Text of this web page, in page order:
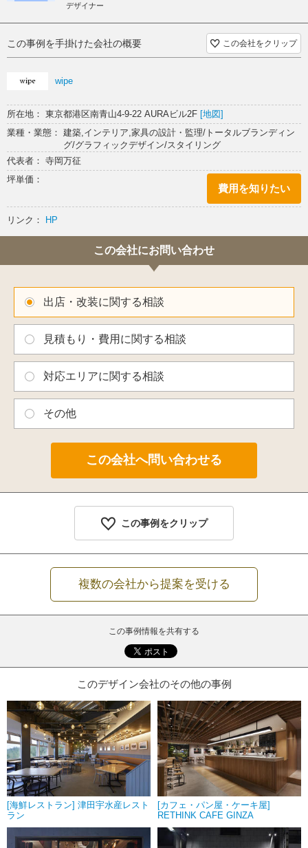
デザイナー
この事例を手掛けた会社の概要 この会社をクリップ
wipe
所在地： 東京都港区南青山4-9-22 AURAビル2F [地図]
業種・業態： 建築,インテリア,家具の設計・監理/トータルブランディン
グ/グラフィックデザイン/スタイリング
代表者： 寺岡万征
坪単価：
費用を知りたい
リンク： HP
この会社にお問い合わせ
出店・改装に関する相談
見積もり・費用に関する相談
対応エリアに関する相談
その他
この事例をクリップ
複数の会社から提案を受ける
この事例情報を共有する
このデザイン会社のその他の事例
[海鮮レストラン] 津田宇水産レスト
ラン
[カフェ・パン屋・ケーキ屋]
RETHINK CAFE GINZA